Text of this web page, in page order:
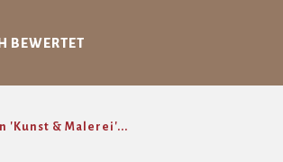
BEWERTET
'Kunst & Malerei'...